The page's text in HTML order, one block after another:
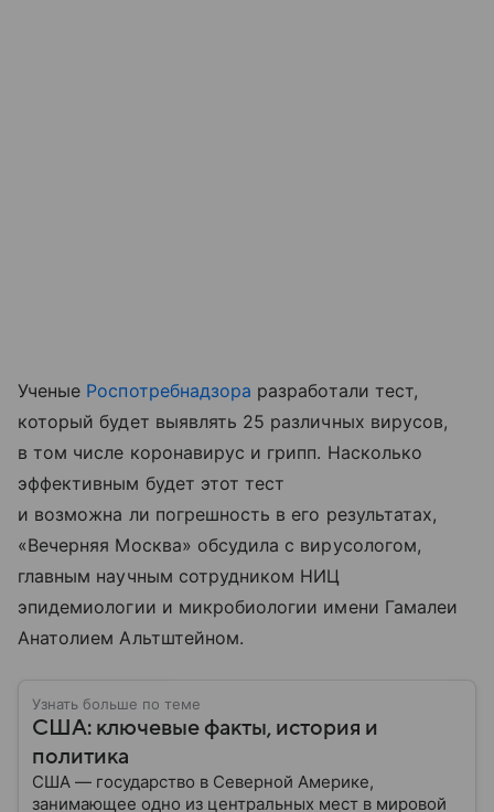
Ученые Роспотребнадзора разработали тест,
который будет выявлять 25 различных вирусов,
в том числе коронавирус и грипп. Насколько
эффективным будет этот тест
и возможна ли погрешность в его результатах,
«Вечерняя Москва» обсудила с вирусологом,
главным научным сотрудником НИЦ
эпидемиологии и микробиологии имени Гамалеи
Анатолием Альтштейном.
Узнать больше по теме
США: ключевые факты, история и
политика
США — государство в Северной Америке,
занимающее одно из центральных мест в мировой